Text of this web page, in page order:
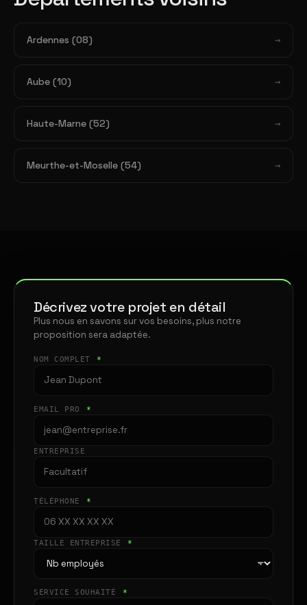
Ardennes (08)
Aube (10)
Haute-Marne (52)
Meurthe-et-Moselle (54)
Décrivez votre projet en détail
Plus nous en savons sur vos besoins, plus notre
proposition sera adaptée.
NOM COMPLET *
EMAIL PRO *
ENTREPRISE
TÉLÉPHONE *
TAILLE ENTREPRISE *
SERVICE SOUHAITÉ *